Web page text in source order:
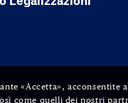
«Accetta», acconsentite
come quelli dei nostri